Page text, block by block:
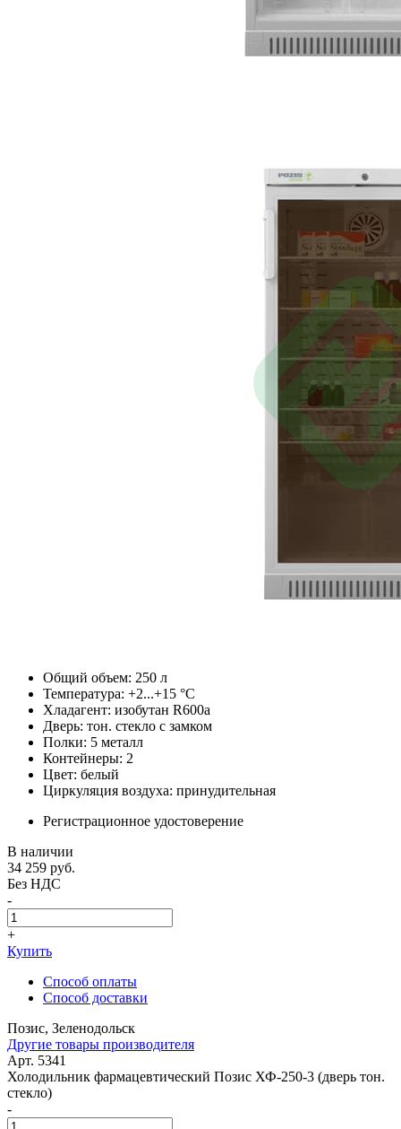
Общий объем: 250 л
Температура: +2...+15 °C
Хладагент: изобутан R600a
Дверь: тон. стекло с замком
Полки: 5 металл
Контейнеры: 2
Цвет: белый
Циркуляция воздуха: принудительная
Регистрационное удостоверение
В наличии
34 259 руб.
Без НДС
-
+
Купить
Способ оплаты
Способ доставки
Позис, Зеленодольск
Другие товары производителя
Арт. 5341
Холодильник фармацевтический Позис ХФ-250-3 (дверь тон.
стекло)
-